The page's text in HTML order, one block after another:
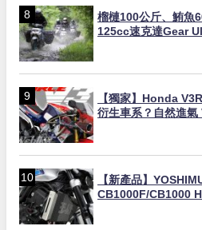
榴槤100公斤、鮪魚
125cc速克達Gear
【獨家】Honda
衍生車系？自然進氣
【新產品】
CB1000F/CB1000